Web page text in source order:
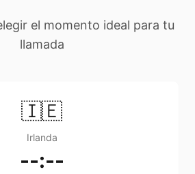
el momento ideal para tu
llamada
🇮🇪
Irlanda
--:--